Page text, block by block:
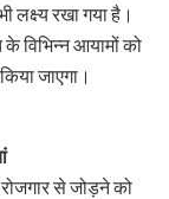
रखा गया है।
विभिन्न आयामों को
जाएगा।
से जोड़ने को